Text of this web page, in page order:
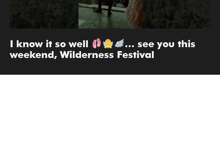
I know it so well
… see you this
weekend, Wilderness Festival